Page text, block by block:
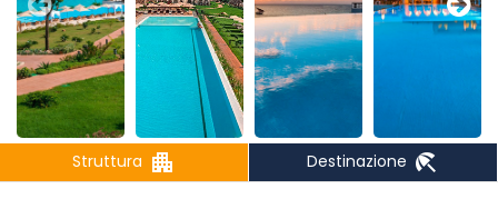
Struttura apartment Destinazione beach_access